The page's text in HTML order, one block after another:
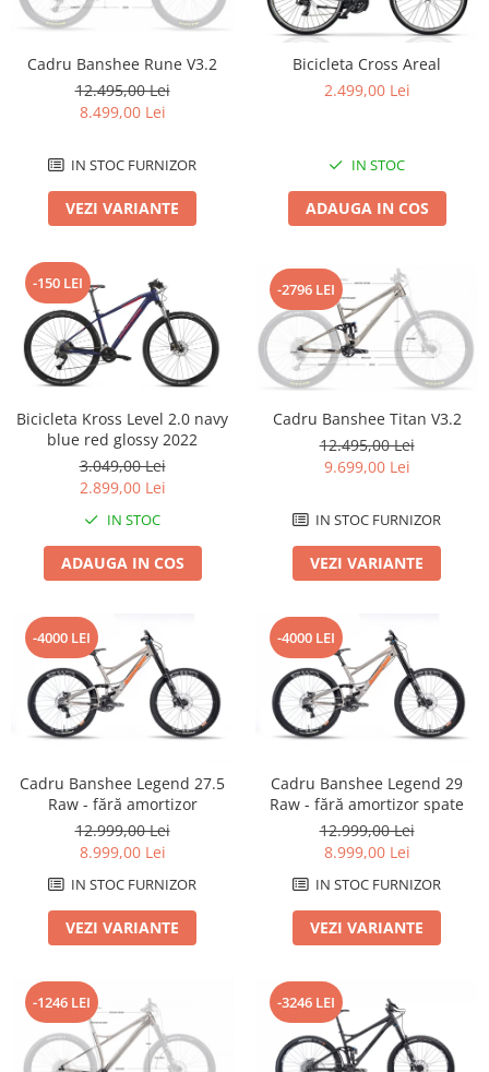
Accesorii
Pedale
Pinioane
Roți spate
Accesorii roți
Roți față
Schimbătoare
Schimbătoare față
Schimbătoare spate
Piese schimbătoare
Manete tije telescopice
Tije fixe
Tubeless și soluții anti-pană
Amortizoare spate
Arcuri
Groupset
Cadru Banshee Rune V3.2
12.495,00 Lei
8.499,00 Lei
IN STOC FURNIZOR
VEZI VARIANTE
Bicicleta Cross Areal
2.499,00 Lei
IN STOC
ADAUGA IN COS
-150 LEI
Bicicleta Kross Level 2.0 navy
blue red glossy 2022
3.049,00 Lei
2.899,00 Lei
IN STOC
ADAUGA IN COS
-2796 LEI
Cadru Banshee Titan V3.2
12.495,00 Lei
9.699,00 Lei
IN STOC FURNIZOR
VEZI VARIANTE
-4000 LEI
Cadru Banshee Legend 27.5
Raw - fără amortizor
12.999,00 Lei
8.999,00 Lei
IN STOC FURNIZOR
VEZI VARIANTE
-4000 LEI
Cadru Banshee Legend 29
Raw - fără amortizor spate
12.999,00 Lei
8.999,00 Lei
IN STOC FURNIZOR
VEZI VARIANTE
-1246 LEI -3246 LEI